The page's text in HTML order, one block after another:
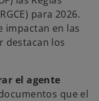
para 2026.
impactan en las
destacan los
el agente
que el